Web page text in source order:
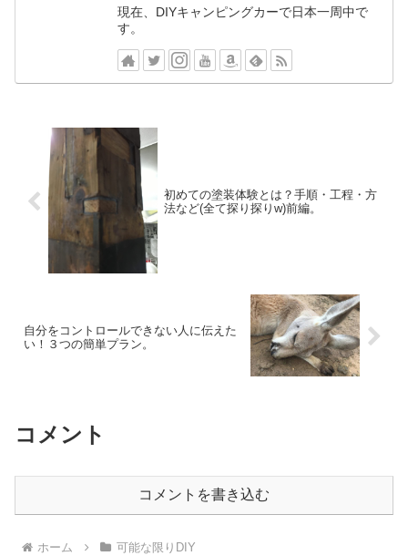
現在、DIYキャンピングカーで日本一周中で
す。
初めての塗装体験とは？手順・工程・方
法など(全て探り探りw)前編。
自分をコントロールできない人に伝えた
い！３つの簡単プラン。
コメント
コメントを書き込む
ホーム 可能な限りDIY